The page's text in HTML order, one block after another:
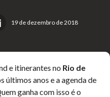
19 de dezembro de 2018
e itinerantes no Rio de
últimos anos e a agenda de
ganha com isso é o